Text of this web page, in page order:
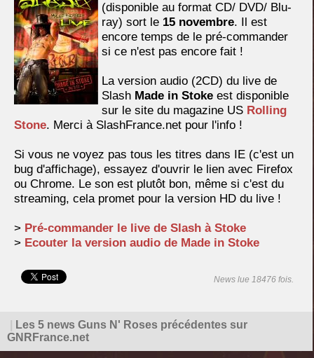
(disponible au format CD/ DVD/ Blu-
ray) sort le 15 novembre. Il est
encore temps de le pré-commander
si ce n'est pas encore fait !
La version audio (2CD) du live de
Slash Made in Stoke est disponible
sur le site du magazine US Rolling
Stone. Merci à SlashFrance.net pour l'info !
Si vous ne voyez pas tous les titres dans IE (c'est un
bug d'affichage), essayez d'ouvrir le lien avec Firefox
ou Chrome. Le son est plutôt bon, même si c'est du
streaming, cela promet pour la version HD du live !
> Pré-commander le live de Slash à Stoke
> Ecouter la version audio de Made in Stoke
News lue 18476 fois.
Les 5 news Guns N' Roses précédentes sur
GNRFrance.net